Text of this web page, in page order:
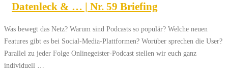
Datenleck & … | Nr. 59 Briefing
Was bewegt das Netz? Warum sind Podcasts so populär? Welche neuen
Features gibt es bei Social-Media-Plattformen? Worüber sprechen die User?
Parallel zu jeder Folge Onlinegeister-Podcast stellen wir euch ganz
individuell …